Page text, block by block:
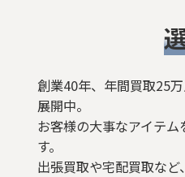
創業40年、年間買取25
展開中。
お客様の大事なアイテ
す。
出張買取や宅配買取など